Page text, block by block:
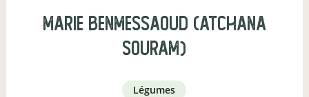
marie benmessaoud (atchana
souram)
légumes